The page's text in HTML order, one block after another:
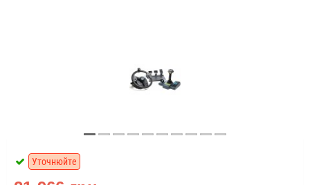
Уточнюйте